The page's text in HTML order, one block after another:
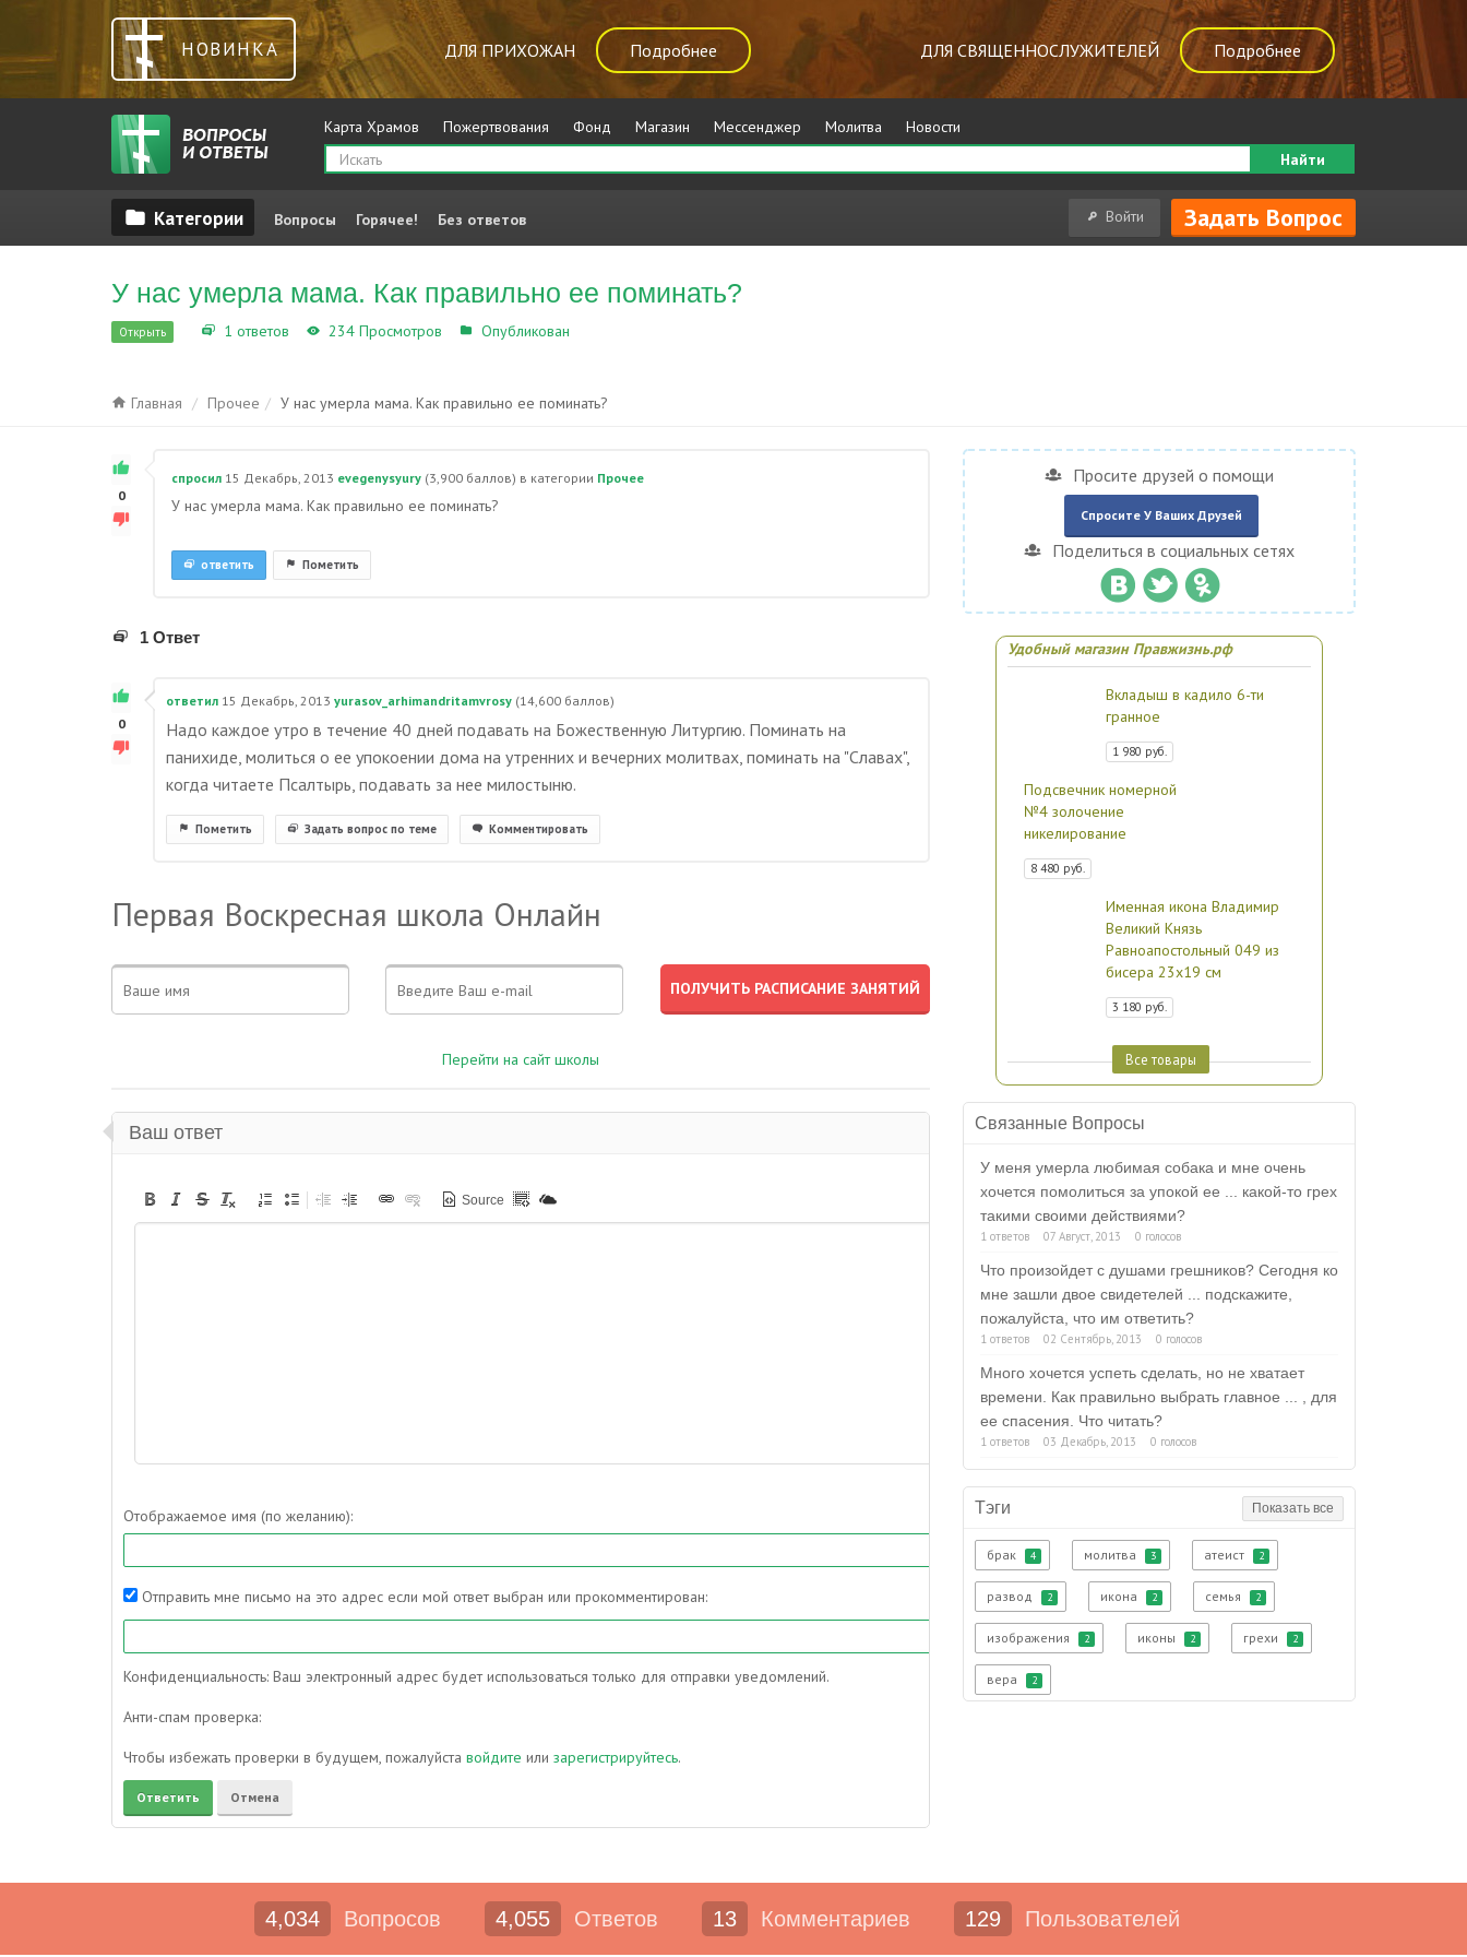
НОВИНКА ДЛЯ ПРИХОЖАН Подробнее ДЛЯ СВЯЩЕННОСЛУЖИТЕЛЕЙ Подробнее
Карта Храмов Пожертвования Фонд Магазин Мессенджер Молитва
Новости
Найти
Вопросы Горячее! Без ответов Войти Задать Вопрос
У нас умерла мама. Как правильно ее поминать?
Открыть 1 ответов 234 Просмотров Опубликован
Главная Прочее У нас умерла мама. Как правильно ее поминать?
0
спросил 15 Декабрь, 2013 evegenysyury (3,900 баллов) в категории Прочее
У нас умерла мама. Как правильно ее поминать?
Пометить
ответить
1 Ответ
0
ответил 15 Декабрь, 2013 yurasov_arhimandritamvrosy (14,600 баллов)
Надо каждое утро в течение 40 дней подавать на Божественную Литургию. Поминать на
панихиде, молиться о ее упокоении дома на утренних и вечерних молитвах, поминать на "Славах",
когда читаете Псалтырь, подавать за нее милостыню.
Пометить Задать вопрос по теме Комментировать
Первая Воскресная школа Онлайн
Перейти на сайт школы
Ваш ответ
Source
Отображаемое имя (по желанию):
Отправить мне письмо на это адрес если мой ответ выбран или прокомментирован:
Конфиденциальность: Ваш электронный адрес будет использоваться только для отправки уведомлений.
Анти-спам проверка:
Чтобы избежать проверки в будущем, пожалуйста войдите или зарегистрируйтесь.
Просите друзей о помощи
Спросите У Ваших Друзей
Поделиться в социальных сетях
Удобный магазин Правжизнь.рф
Вкладыш в кадило 6-ти
гранное
1 980 руб.
Подсвечник номерной
№4 золочение
никелирование
8 480 руб.
Именная икона Владимир
Великий Князь
Равноапостольный 049 из
бисера 23х19 см
3 180 руб.
Все товары
Связанные Вопросы
У меня умерла любимая собака и мне очень
хочется помолиться за упокой ее ... какой-то грех
такими своими действиями?
1 ответов 07 Август, 2013 0 голосов
Что произойдет с душами грешников? Сегодня ко
мне зашли двое свидетелей ... подскажите,
пожалуйста, что им ответить?
1 ответов 02 Сентябрь, 2013 0 голосов
Много хочется успеть сделать, но не хватает
времени. Как правильно выбрать главное ... , для
ее спасения. Что читать?
1 ответов 03 Декабрь, 2013 0 голосов
Тэги Показать все
брак 4 молитва 3 атеист 2
развод 2 икона 2 семья 2
изображения 2 иконы 2 грехи 2
вера 2
4,034 Вопросов 4,055 Ответов 13 Комментариев 129 Пользователей